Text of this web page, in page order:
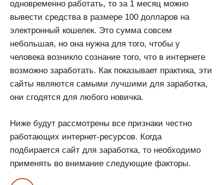
одновременно работать, то за 1 месяц можно
вывести средства в размере 100 долларов на
электронный кошелек. Это сумма совсем
небольшая, но она нужна для того, чтобы у
человека возникло сознание того, что в интернете
возможно заработать. Как показывает практика, эти
сайты являются самыми лучшими для заработка,
они сгодятся для любого новичка.
Ниже будут рассмотрены все признаки честно
работающих интернет-ресурсов. Когда
подбирается сайт для заработка, то необходимо
применять во внимание следующие факторы.